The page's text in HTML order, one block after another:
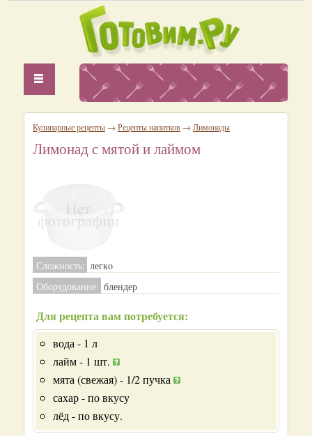
Кулинарные рецепты → Рецепты напитков → Лимонады
Лимонад с мятой и лаймом
Сложность: легкo
Оборудование: блендер
Для рецепта вам потребуется:
вода - 1 л
лайм - 1 шт.
мята (свежая) - 1/2 пучка
сахар - по вкусу
лёд - по вкусу.